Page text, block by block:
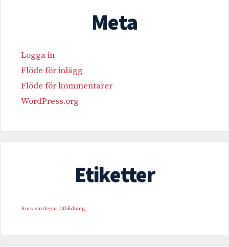
Meta
Logga in
Flöde för inlägg
Flöde för kommentarer
WordPress.org
Etiketter
Kurs surdegar Utbildning